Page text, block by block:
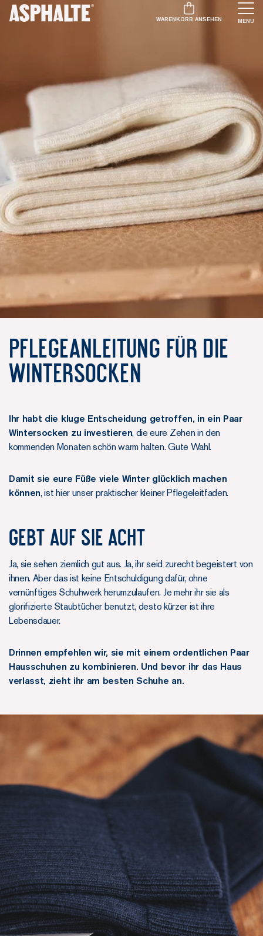
WARENKORB ANSEHEN MENU
Pflegeanleitung für die
Wintersocken
Ihr habt die kluge Entscheidung getroffen, in ein Paar
Wintersocken zu investieren, die eure Zehen in den
kommenden Monaten schön warm halten. Gute Wahl.
Damit sie eure Füße viele Winter glücklich machen
können, ist hier unser praktischer kleiner Pflegeleitfaden.
Gebt auf sie acht
Ja, sie sehen ziemlich gut aus. Ja, ihr seid zurecht begeistert von
ihnen. Aber das ist keine Entschuldigung dafür, ohne
vernünftiges Schuhwerk herumzulaufen. Je mehr ihr sie als
glorifizierte Staubtücher benutzt, desto kürzer ist ihre
Lebensdauer.
Drinnen empfehlen wir, sie mit einem ordentlichen Paar
Hausschuhen zu kombinieren. Und bevor ihr das Haus
verlasst, zieht ihr am besten Schuhe an.